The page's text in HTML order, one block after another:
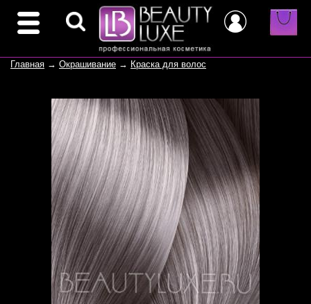
Главная → Окрашивание → Краска для волос